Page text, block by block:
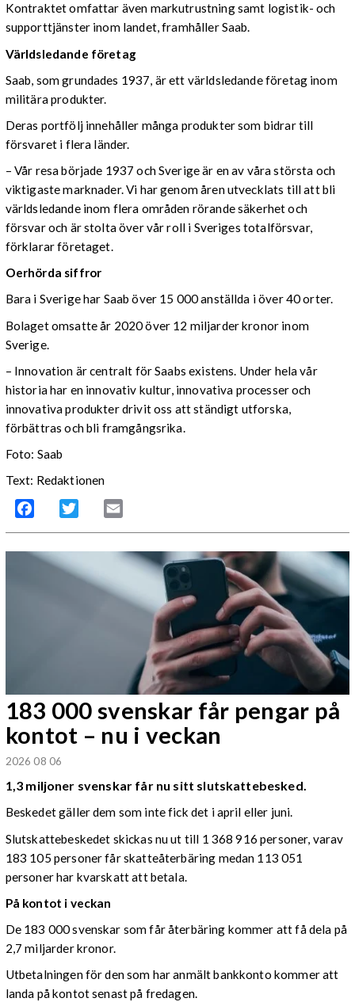
Kontraktet omfattar även markutrustning samt logistik- och
supporttjänster inom landet, framhåller Saab.
Världsledande företag
Saab, som grundades 1937, är ett världsledande företag inom
militära produkter.
Deras portfölj innehåller många produkter som bidrar till
försvaret i flera länder.
– Vår resa började 1937 och Sverige är en av våra största och
viktigaste marknader. Vi har genom åren utvecklats till att bli
världsledande inom flera områden rörande säkerhet och
försvar och är stolta över vår roll i Sveriges totalförsvar,
förklarar företaget.
Oerhörda siffror
Bara i Sverige har Saab över 15 000 anställda i över 40 orter.
Bolaget omsatte år 2020 över 12 miljarder kronor inom
Sverige.
– Innovation är centralt för Saabs existens. Under hela vår
historia har en innovativ kultur, innovativa processer och
innovativa produkter drivit oss att ständigt utforska,
förbättras och bli framgångsrika.
Foto: Saab
Text: Redaktionen
Facebook Twitter
183 000 svenskar får pengar på
kontot – nu i veckan
2026 08 06
1,3 miljoner svenskar får nu sitt slutskattebesked.
Beskedet gäller dem som inte fick det i april eller juni.
Slutskattebeskedet skickas nu ut till 1 368 916 personer, varav
183 105 personer får skatteåterbäring medan 113 051
personer har kvarskatt att betala.
På kontot i veckan
De 183 000 svenskar som får återbäring kommer att få dela på
2,7 miljarder kronor.
Utbetalningen för den som har anmält bankkonto kommer att
landa på kontot senast på fredagen.